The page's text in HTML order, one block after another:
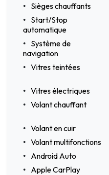
Sièges chauffants
Start/Stop
automatique
Système de
navigation
Vitres teintées
Vitres électriques
Volant chauffant
Volant en cuir
Volant multifonctions
Android Auto
Apple CarPlay